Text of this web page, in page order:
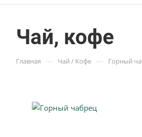
Чай, кофе
Главная — Чай / Кофе — Горный